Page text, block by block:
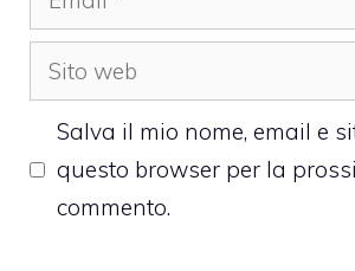
Sito
web
Salva il mio nome, email e
questo browser per la
commento.